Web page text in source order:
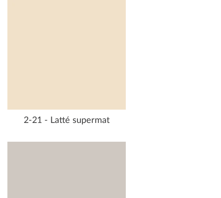
2-21 - Latté supermat